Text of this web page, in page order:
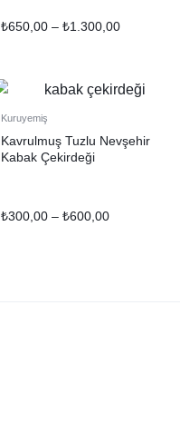
₺650,00 – ₺1.300,00
Kuruyemiş
Kavrulmuş Tuzlu Nevşehir
Kabak Çekirdeği
₺300,00 – ₺600,00